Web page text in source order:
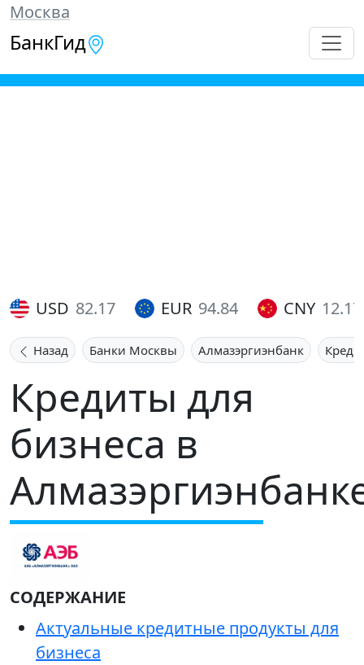
Москва
БанкГид
USD 82.17 EUR 94.84 CNY 12.17
Назад Банки Москвы Алмазэргиэнбанк
Кредиты для
бизнеса в
СОДЕРЖАНИЕ
Актуальные кредитные продукты для
бизнеса